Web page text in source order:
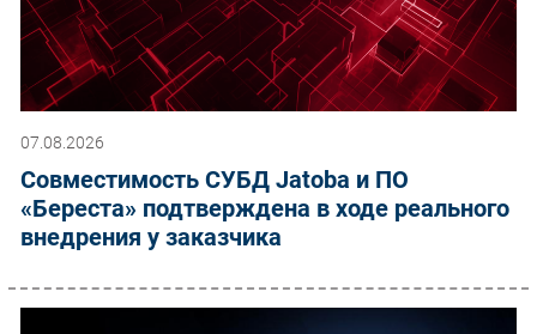
07.08.2026
Совместимость СУБД Jatoba и ПО
«Береста» подтверждена в ходе реального
внедрения у заказчика